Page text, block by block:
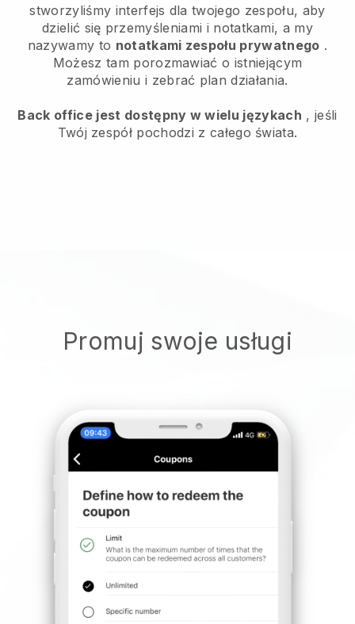
stworzyliśmy interfejs dla twojego zespołu, aby
dzielić się przemyśleniami i notatkami, a my
nazywamy to notatkami zespołu prywatnego .
Możesz tam porozmawiać o istniejącym
zamówieniu i zebrać plan działania.
Back office jest dostępny w wielu językach , jeśli
Twój zespół pochodzi z całego świata.
Promuj swoje usługi